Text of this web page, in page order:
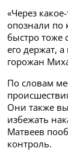
«Через
опознали
быстро тоже
его держат,
горожан
По словам
Они также
избежать
Матвеев
контроль.